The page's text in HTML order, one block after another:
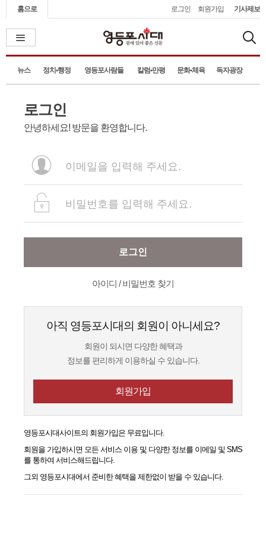
홈으로 로그인 회원가입 기사제보
뉴스 정치•행정 영등포사람들 칼럼•만평 문화•체육 독자광장
로그인
안녕하세요! 방문을 환영합니다.
로그인
아이디 / 비밀번호 찾기
아직 영등포시대의 회원이 아니세요?
회원이 되시면 다양한 혜택과
정보를 편리하게 이용하실 수 있습니다.
회원가입
영등포시대사이트의 회원가입은 무료입니다.
회원을 가입하시면 모든 서비스 이용 및 다양한 정보를 이메일 및 SMS
를 통하여 서비스해드립니다.
그외 영등포시대에서 준비한 혜택을 제한없이 받을 수 있습니다.